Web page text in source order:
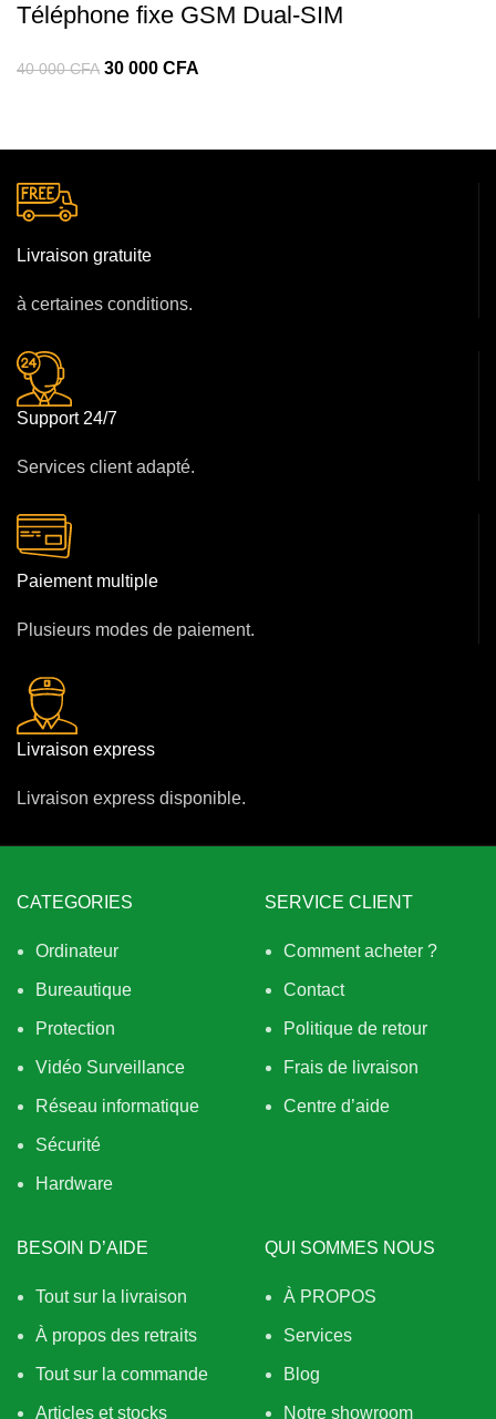
Téléphone fixe GSM Dual‑SIM
40 000CFA 30 000 CFA
Livraison gratuite
à certaines conditions.
Support 24/7
Services client adapté.
Paiement multiple
Plusieurs modes de paiement.
Livraison express
Livraison express disponible.
CATEGORIES
Ordinateur
Bureautique
Protection
Vidéo Surveillance
Réseau informatique
Sécurité
Hardware
SERVICE CLIENT
Comment acheter ?
Contact
Politique de retour
Frais de livraison
Centre d’aide
BESOIN D’AIDE
Tout sur la livraison
À propos des retraits
Tout sur la commande
Articles et stocks
QUI SOMMES NOUS
À PROPOS
Services
Blog
Notre showroom